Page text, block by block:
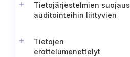
Tietojärjestelmien suojaus
auditointeihin liittyvien
Tietojen
erottelumenettelyt